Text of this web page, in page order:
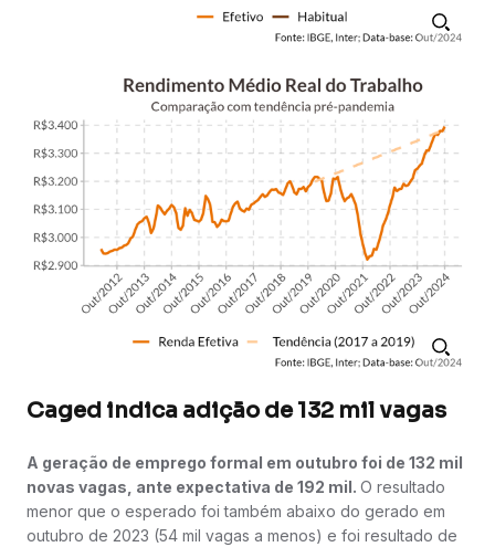
Caged indica adição de 132 mil vagas
A geração de emprego formal em outubro foi de 132 mil
novas vagas, ante expectativa de 192 mil. O resultado
menor que o esperado foi também abaixo do gerado em
outubro de 2023 (54 mil vagas a menos) e foi resultado de